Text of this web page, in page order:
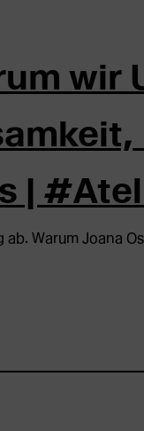
wir
|
Warum Joana